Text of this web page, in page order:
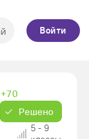
Войти
+70
Решено
5 - 9